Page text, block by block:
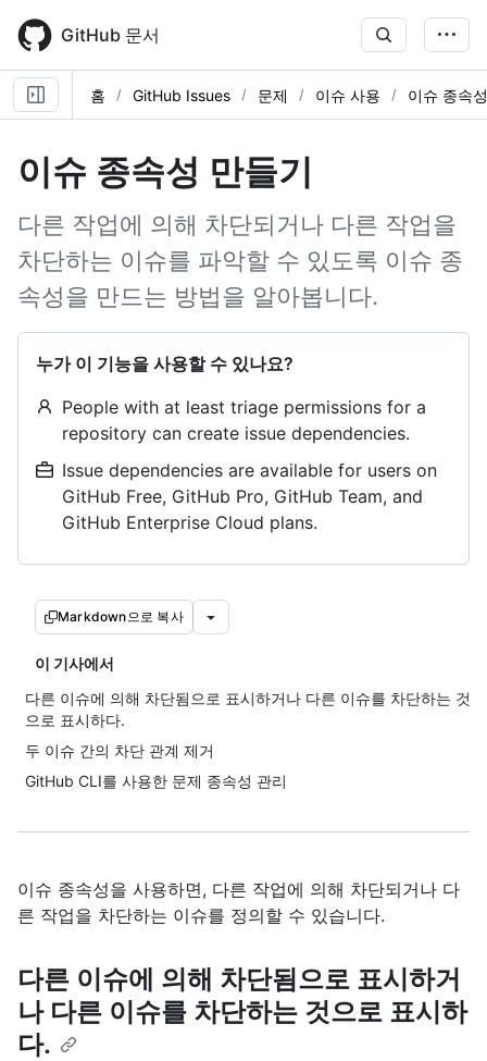
main
content
GitHub 문서
홈 GitHub Issues 문제 이슈 사용 이슈 종속
이슈 종속성 만들기
다른 작업에 의해 차단되거나 다른 작업을
차단하는 이슈를 파악할 수 있도록 이슈 종
속성을 만드는 방법을 알아봅니다.
누가 이 기능을 사용할 수 있나요?
People with at least triage permissions for a
repository can create issue dependencies.
Issue dependencies are available for users on
GitHub Free, GitHub Pro, GitHub Team, and
GitHub Enterprise Cloud plans.
Markdown으로 복사
이 기사에서
다른 이슈에 의해 차단됨으로 표시하거나 다른 이슈를 차단하는 것
으로 표시하다.
두 이슈 간의 차단 관계 제거
GitHub CLI를 사용한 문제 종속성 관리
이슈 종속성을 사용하면, 다른 작업에 의해 차단되거나 다
른 작업을 차단하는 이슈를 정의할 수 있습니다.
다른 이슈에 의해 차단됨으로 표시하거
나 다른 이슈를 차단하는 것으로 표시하
다.